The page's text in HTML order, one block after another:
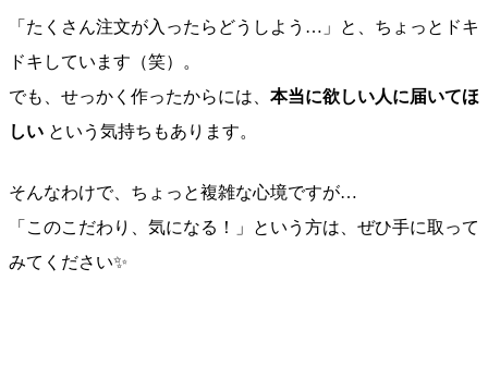
「たくさん注文が入ったらどうしよう…」と、ちょっとドキ
ドキしています（笑）。
でも、せっかく作ったからには、 本当に欲しい人に届いてほ
しい という気持ちもあります。
そんなわけで、ちょっと複雑な心境ですが…
「このこだわり、気になる！」という方は、ぜひ手に取って
みてください✨